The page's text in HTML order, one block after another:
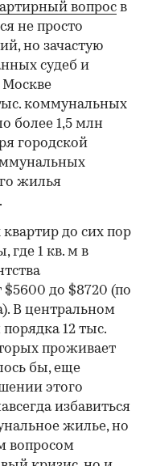
вопрос в
не просто
но зачастую
судеб и
Москве
коммунальных
более 1,5 млн
городской
жилья
до сих пор
где 1 кв. м в
до $8720 (по
В центральном
12 тыс.
проживает
бы, еще
этого
избавиться
жилье, но
вопросом